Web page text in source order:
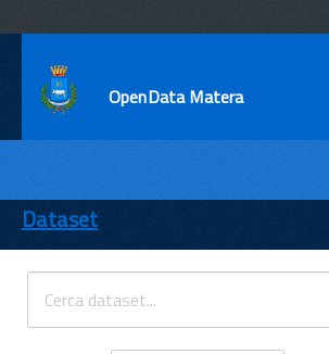
OpenData Matera
ENTI
TEMI
INFORMAZIONI
Dataset